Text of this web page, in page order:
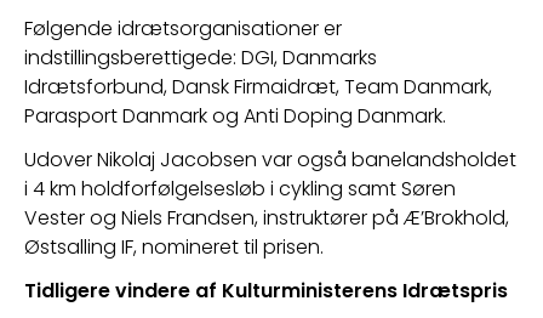
Følgende idrætsorganisationer er
indstillingsberettigede: DGI, Danmarks
Idrætsforbund, Dansk Firmaidræt, Team Danmark,
Parasport Danmark og Anti Doping Danmark.
Udover Nikolaj Jacobsen var også banelandsholdet
i 4 km holdforfølgelsesløb i cykling samt Søren
Vester og Niels Frandsen, instruktører på Æ’Brokhold,
Østsalling IF, nomineret til prisen.
Tidligere vindere af Kulturministerens Idrætspris